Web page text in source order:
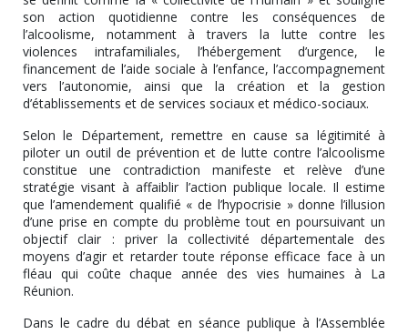
son action quotidienne contre les conséquences de
l’alcoolisme, notamment à travers la lutte contre les
violences intrafamiliales, l’hébergement d’urgence, le
financement de l’aide sociale à l’enfance, l’accompagnement
vers l’autonomie, ainsi que la création et la gestion
d’établissements et de services sociaux et médico-sociaux.
Selon le Département, remettre en cause sa légitimité à
piloter un outil de prévention et de lutte contre l’alcoolisme
constitue une contradiction manifeste et relève d’une
stratégie visant à affaiblir l’action publique locale. Il estime
que l’amendement qualifié « de l’hypocrisie » donne l’illusion
d’une prise en compte du problème tout en poursuivant un
objectif clair : priver la collectivité départementale des
moyens d’agir et retarder toute réponse efficace face à un
fléau qui coûte chaque année des vies humaines à La
Réunion.
Dans le cadre du débat en séance publique à l’Assemblée